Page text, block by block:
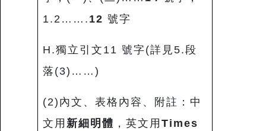
1.2……. 12 號字
H.獨立引文11 號字(詳見5.段
落(3)……)
(2)內文、表格內容、附註：中
文用 新細明體 ，英文用 Times